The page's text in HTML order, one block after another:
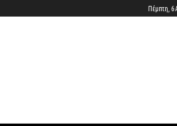
Πέμπτη, 6